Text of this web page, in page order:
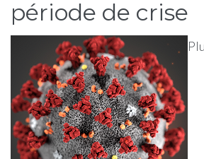
période de crise